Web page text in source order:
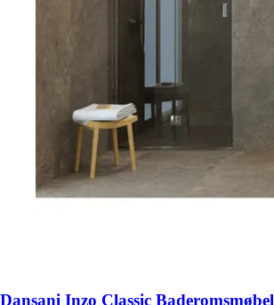
Dansani Inzo Classic Baderomsmøbel